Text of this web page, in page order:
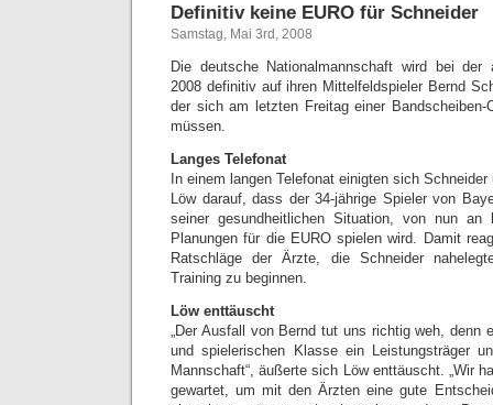
Definitiv keine EURO für Schneider
Samstag, Mai 3rd, 2008
Die deutsche Nationalmannschaft wird bei der
2008 definitiv auf ihren Mittelfeldspieler Bernd
der sich am letzten Freitag einer Bandscheiben-
müssen.
Langes Telefonat
In einem langen Telefonat einigten sich
Löw darauf, dass der 34-jährige Spieler von
seiner gesundheitlichen Situation, von nun
Planungen für die EURO spielen wird. Damit
Ratschläge der Ärzte, die Schneider
Training zu beginnen.
Löw enttäuscht
„Der Ausfall von Bernd tut uns richtig weh, denn
und spielerischen Klasse ein Leistungsträger
Mannschaft“, äußerte sich Löw enttäuscht. „Wir
gewartet, um mit den Ärzten eine gute